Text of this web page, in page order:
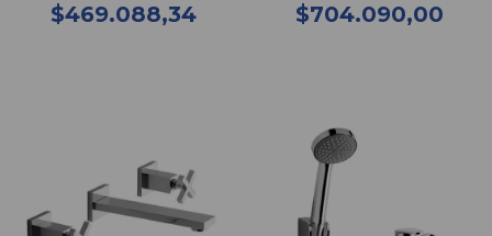
$469.088,34 $704.090,00